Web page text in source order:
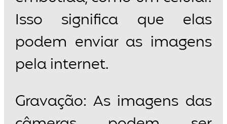
Isso significa que elas
podem enviar as imagens
pela internet.
Gravação: As imagens das